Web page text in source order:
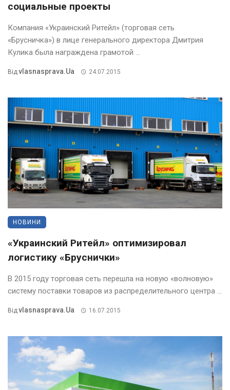
социальные проекты
Компания «Украинский Ритейл» (торговая сеть
«Брусничка») в лице генерального директора Дмитрия
Кулика была награждена грамотой ...
ВідVlasnasprava.ua 24.07.2015
НОВИНИ
«Украинский Ритейл» оптимизировал
логистику «Бруснички»
В 2015 году торговая сеть перешла на новую «волновую»
систему поставки товаров из распределительного центра ...
ВідVlasnasprava.ua 16.07.2015